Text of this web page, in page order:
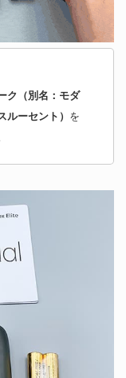
ク（別名：モダ
ルーセント） を